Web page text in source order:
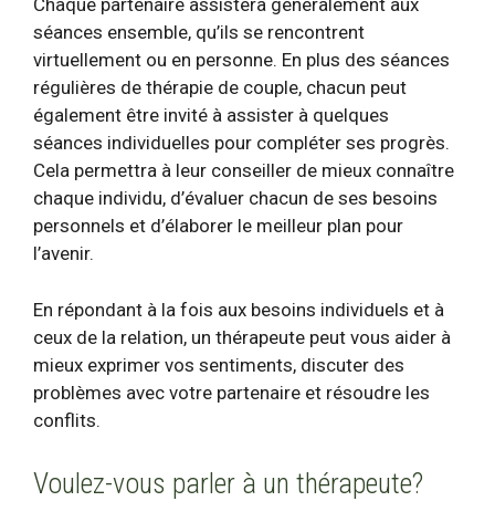
Chaque partenaire assistera généralement aux
séances ensemble, qu’ils se rencontrent
virtuellement ou en personne. En plus des séances
régulières de thérapie de couple, chacun peut
également être invité à assister à quelques
séances individuelles pour compléter ses progrès.
Cela permettra à leur conseiller de mieux connaître
chaque individu, d’évaluer chacun de ses besoins
personnels et d’élaborer le meilleur plan pour
l’avenir.
En répondant à la fois aux besoins individuels et à
ceux de la relation, un thérapeute peut vous aider à
mieux exprimer vos sentiments, discuter des
problèmes avec votre partenaire et résoudre les
conflits.
Voulez-vous parler à un thérapeute?